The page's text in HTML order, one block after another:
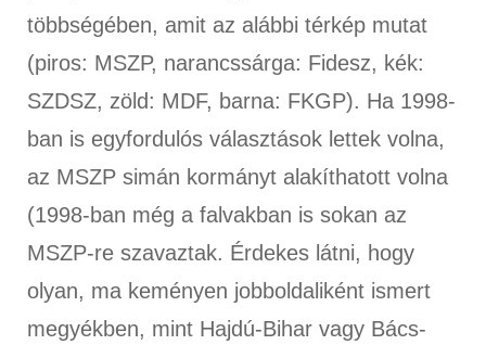
többségében, amit az alábbi térkép mutat
(piros: MSZP, narancssárga: Fidesz, kék:
SZDSZ, zöld: MDF, barna: FKGP). Ha 1998-
ban is egyfordulós választások lettek volna,
az MSZP simán kormányt alakíthatott volna
(1998-ban még a falvakban is sokan az
MSZP-re szavaztak. Érdekes látni, hogy
olyan, ma keményen jobboldaliként ismert
megyékben, mint Hajdú-Bihar vagy Bács-